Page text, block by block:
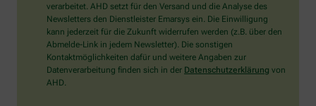
bitte
den
LKW.
verarbeitet. AHD setzt für den Versand und die Analyse des
Newsletters den Dienstleister Emarsys ein. Die Einwilligung
kann jederzeit für die Zukunft widerrufen werden (z.B. über den
Abmelde-Link in jedem Newsletter). Die sonstigen
Kontaktmöglichkeiten dafür und weitere Angaben zur
Datenverarbeitung finden sich in der Datenschutzerklärung von
AHD.